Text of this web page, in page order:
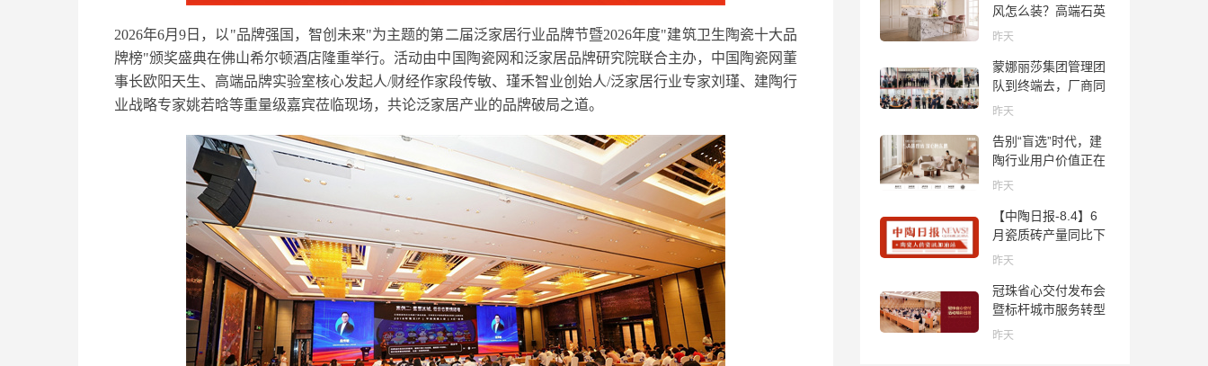
2026年6月9日，以"品牌强国，智创未来"为主题的第二届泛家居行业品牌节暨2026年度"建筑卫生陶瓷十大品
牌榜"颁奖盛典在佛山希尔顿酒店隆重举行。活动由中国陶瓷网和泛家居品牌研究院联合主办，中国陶瓷网董
事长欧阳天生、高端品牌实验室核心发起人/财经作家段传敏、瑾禾智业创始人/泛家居行业专家刘瑾、建陶行
业战略专家姚若晗等重量级嘉宾莅临现场，共论泛家居产业的品牌破局之道。
风怎么装？高端石英
石品牌法萨石，打造
昨天
蒙娜丽莎集团管理团
队到终端去，厂商同
心找到市场的答案
昨天
告别“盲选”时代，建
陶行业用户价值正在
被改写！
昨天
【中陶日报-8.4】6
月瓷质砖产量同比下
降超10％；2家中国
ARCHIDEX 2026石
材展；东鹏已斥资
4852万回购股份；方
昨天
冠珠省心交付发布会
暨标杆城市服务转型
集训会圆满举行
昨天